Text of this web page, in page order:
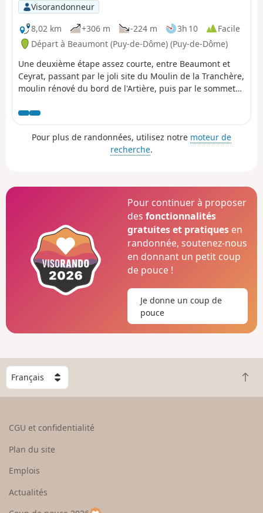
Visorandonneur
8,02 km
+306 m -224 m 3h 10
Facile
Départ à Beaumont (Puy-de-Dôme) (Puy-de-Dôme)
Une deuxième étape assez courte, entre Beaumont et
Ceyrat, passant par le joli site du Moulin de la Tranchère,
moulin rénové du bord de l'Artière, puis par le sommet
d'un château médiéval.
Pour plus de randonnées, utilisez notre moteur de
recherche.
Pour continuer à proposer
desfonctionnalités
gratuites et pratiques en
randonnée, soutenez-nous
en donnant un petit coup
de pouce !
Je donne un coup de
pouce
C
h
o
e
u
R
e
CGU et confidentialité
Plan du site
Emplois
Actualités